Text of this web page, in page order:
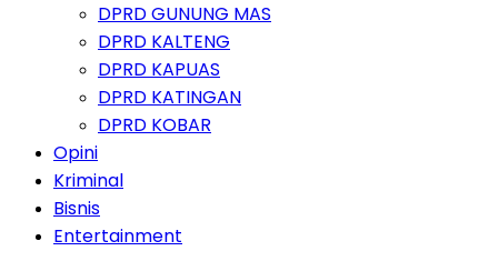
DPRD GUNUNG MAS
DPRD KALTENG
DPRD KAPUAS
DPRD KATINGAN
DPRD KOBAR
Opini
Kriminal
Bisnis
Entertainment